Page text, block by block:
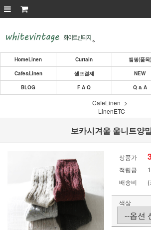
HomeLinen Curtain 캠핑(품목)
Cafe&Linen
셀프결제 NEW
BLOG
F A Q Q & A
CafeLinen
LinenETC
보카시겨울 울니트양
상품가
적립금
배송비
색상